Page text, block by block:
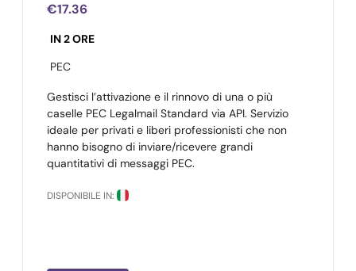
€17.36
IN 2 ORE
PEC
Gestisci l’attivazione e il rinnovo di una o più
caselle PEC Legalmail Standard via API. Servizio
ideale per privati e liberi professionisti che non
hanno bisogno di inviare/ricevere grandi
quantitativi di messaggi PEC.
DISPONIBILE IN: